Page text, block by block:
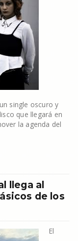
single oscuro y
que llegará en
la agenda del
llega al
de los
El